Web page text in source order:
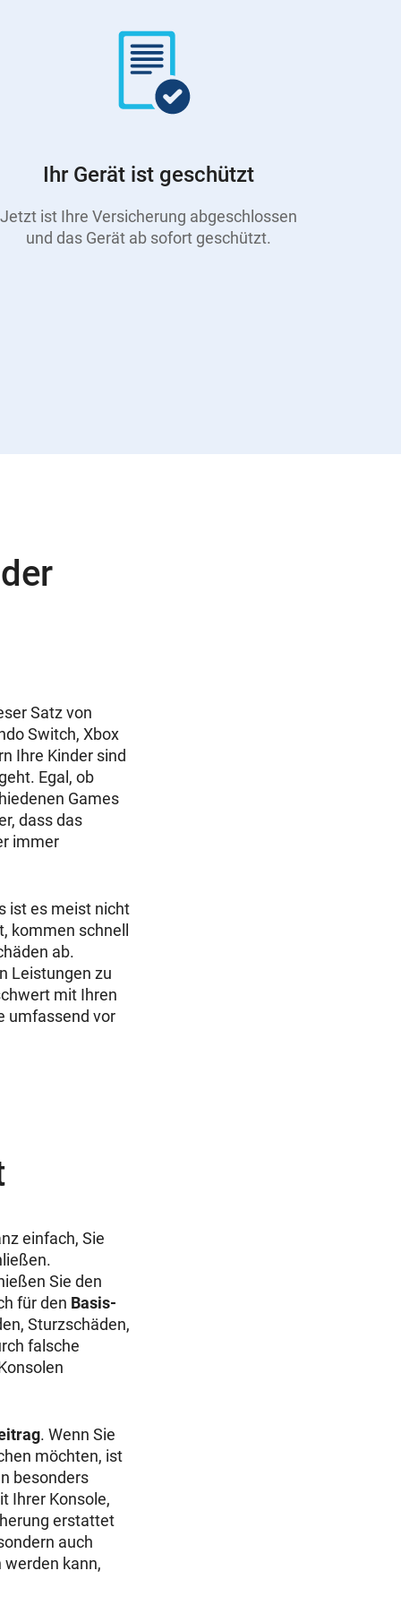
Ihr Gerät ist geschützt
Jetzt ist Ihre Versicherung abgeschlossen
und das Gerät ab sofort geschützt.
Satz von
Switch, Xbox
Ihre Kinder sind
Egal, ob
Games
dass das
immer
ist es meist nicht
kommen schnell
ab.
Leistungen zu
mit Ihren
umfassend vor
einfach, Sie
Sie den
für den Basis-
Sturzschäden,
falsche
. Wenn Sie
möchten, ist
besonders
Ihrer Konsole,
erstattet
auch
kann,